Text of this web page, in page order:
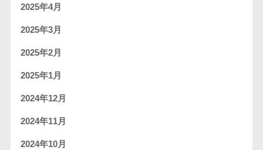
2025年4月
2025年3月
2025年2月
2025年1月
2024年12月
2024年11月
2024年10月